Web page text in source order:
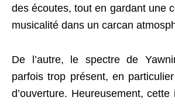
des écoutes, tout en gardant une
musicalité dans un carcan
De l’autre, le spectre de
parfois trop présent, en
d’ouverture. Heureusement, cette